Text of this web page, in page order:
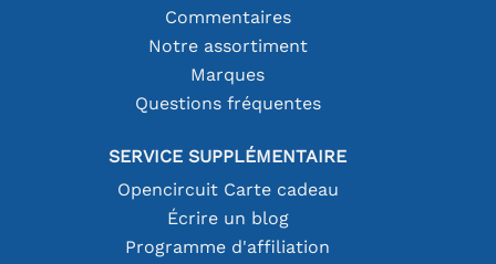
Commentaires
Notre assortiment
Marques
Questions fréquentes
SERVICE SUPPLÉMENTAIRE
Opencircuit Carte cadeau
Écrire un blog
Programme d'affiliation